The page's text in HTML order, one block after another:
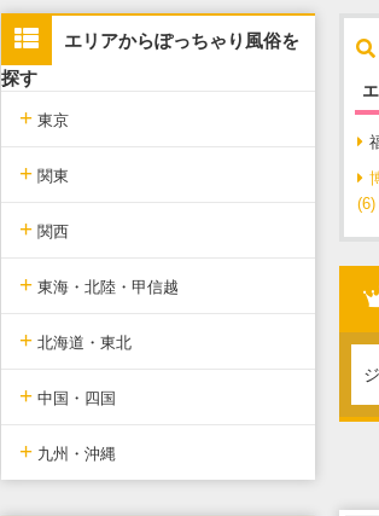
エリアからぽっちゃり風俗を
探す
+ 東京
東京版TOP
東京全域
新宿・歌舞伎町・新大久保・高
新橋・汐留・銀座・六本木・赤
+ 関東
関東版TOP
関東全域
埼玉県
神奈川県
千葉県
+ 関西
関西版TOP
関西全域
大阪府
京都府
+ 東海・北陸・甲信越
東海・北陸・甲信越版TOP
東海・北陸・甲信越全域
愛知県
+ 北海道・東北
北海道・東北版TOP
北海道・東北全域
+ 中国・四国
中国・四国版TOP
+ 九州・沖縄
(6)